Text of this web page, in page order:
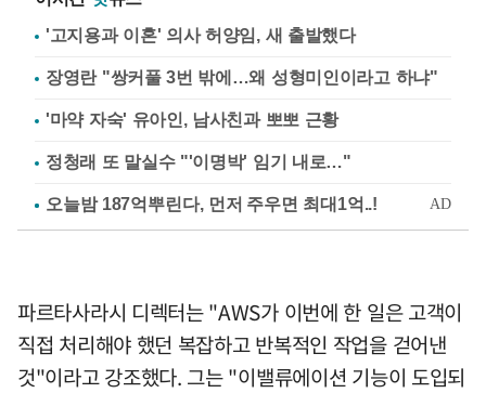
'고지용과 이혼' 의사 허양임, 새 출발했다
장영란 "쌍커풀 3번 밖에…왜 성형미인이라고 하냐"
'마약 자숙' 유아인, 남사친과 뽀뽀 근황
정청래 또 말실수 "'이명박' 임기 내로…"
파르타사라시 디렉터는 "AWS가 이번에 한 일은 고객이
직접 처리해야 했던 복잡하고 반복적인 작업을 걷어낸
것"이라고 강조했다. 그는 "이밸류에이션 기능이 도입되